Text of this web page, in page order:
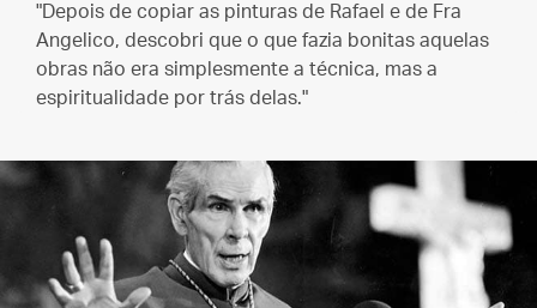
"Depois de copiar as pinturas de Rafael e de Fra
Angelico, descobri que o que fazia bonitas aquelas
obras não era simplesmente a técnica, mas a
espiritualidade por trás delas."